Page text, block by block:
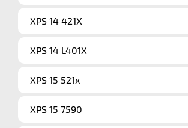
XPS 14 421X
XPS 14 L401X
XPS 15 521x
XPS 15 7590